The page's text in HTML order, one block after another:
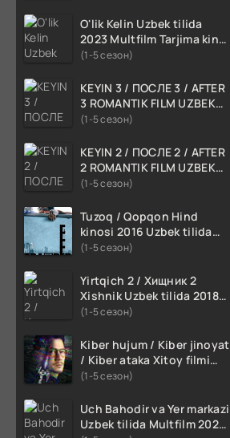
O'lik Kelin Uzbek tilida
2023 Multfilm Tarjima kino
skachat
(1-5 сезон)
KEYIN 3 / ПОСЛЕ 3 / AFTER
3 ROMANTIK FILM UZBEK
TILIDA 2021 TARJIMA FILM
(1-5 сезон)
KEYIN 2 / ПОСЛЕ 2 / AFTER
2 ROMANTIK FILM UZBEK
TILIDA 2020 TARJIMA FILM
(1-5 сезон)
Tuzoq / Qopqon Hind
kinosi 2016 Uzbek tilida
tarjima film HD
(1-5 сезон)
Yirtqich 2 / Хищник 2
Xishnik Uzbek tilida 2018-
2024 O'zbekcha tarjima
(1-5 сезон)
Kiber hujum / Kiber jinoyat
/ Kiber ataka Xitoy filmi
Uzbek tilida O'zbekcha
HD skachat
(1-5 сезон)
Uch Bahodir va Yer markazi
Uzbek tilida Multfilm 2025